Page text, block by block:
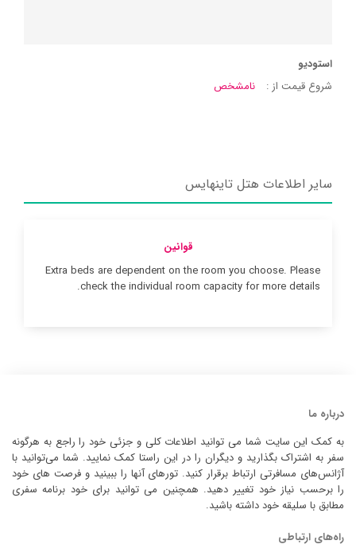
استودیو
شروع قیمت از :
نامشخص
سایر اطلاعات هتل تاینهایس
قوانین
Extra beds are dependent on the room you choose. Please
check the individual room capacity for more details.
درباره ما
به کمک این سایت شما می توانید اطلاعات کلی و جزئی خود را راجع به هرگونه
سفر به اشتراک بگذارید و دیگران را در این راستا کمک نمایید. شما می‌توانید با
آژانس‌های مسافرتی ارتباط برقرار کنید. تورهای آنها را ببینید و فرصت های خود
را برحسب نیاز خود تغییر دهید. همچنین می توانید برای خود برنامه سفری
مطابق با سلیقه خود داشته باشید.
راه‌های ارتباطی